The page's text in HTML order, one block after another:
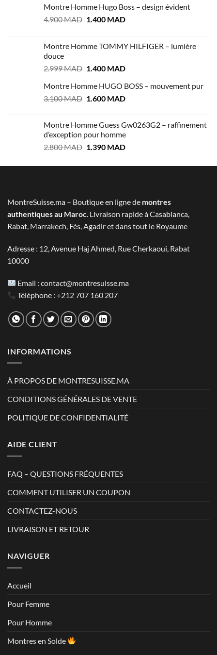
Montre Homme Hugo Boss – design évident
4.900MAD Le
était :
1.400 MADLe
est :
Montre Homme TOMMY HILFIGER – lumière
douce
2.999MAD Le
initial
était :
1.400 MADLe
actuel
est :
Montre Homme HUGO BOSS – mouvement pur
3.100MAD Le
était :
3.100 MAD.
1.600 MADLe
est :
1.600 MAD.
Montre Homme Guess Gw0263G2 – raffinement
d’exception pour homme
2.800MAD Le
initial
1.390 MADLe
actuel
MontreSuisse.ma – Boutique en ligne de montres
authentiques au Maroc. Livraison rapide à Casablanca,
Rabat, Marrakech, Fès, Agadir et dans tout le Royaume
Adresse : 12, Avenue Haj Ahmed, Rue Cherkaoui, Rabat
10000
Email :contact@montresuisse.ma
Téléphone :+212 707 160 207
INFORMATIONS
À PROPOS DE MONTRESUISSE.MA
CONDITIONS GÉNÉRALES DE VENTE
POLITIQUE DE CONFIDENTIALITÉ
AIDE CLIENT
FAQ – QUESTIONS FRÉQUENTES
COMMENT UTILISER UN COUPON
CONTACTEZ-NOUS
LIVRAISON ET RETOUR
NAVIGUER
Accueil
Pour Femme
Pour Homme
Montres en Solde